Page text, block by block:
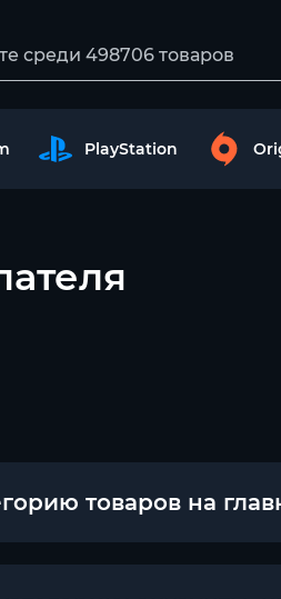
PlayStation
товаров на